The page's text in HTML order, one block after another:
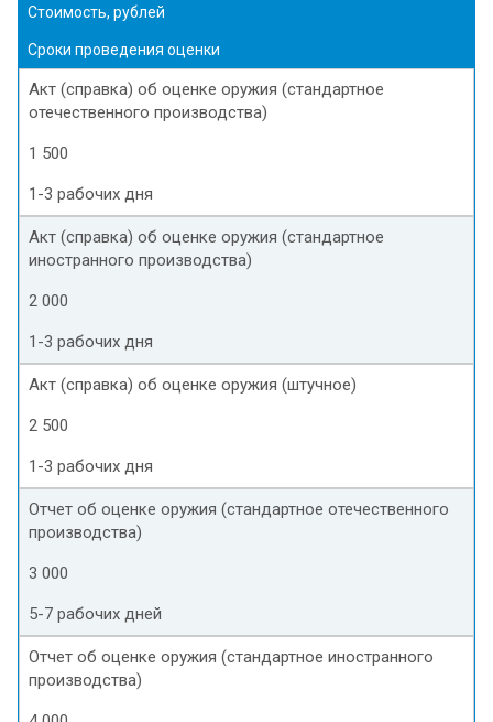
Стоимость, рублей
Сроки проведения оценки
Акт (справка) об оценке оружия (стандартное
отечественного производства)
1 500
1-3 рабочих дня
Акт (справка) об оценке оружия (стандартное
иностранного производства)
2 000
1-3 рабочих дня
Акт (справка) об оценке оружия (штучное)
2 500
1-3 рабочих дня
Отчет об оценке оружия (стандартное отечественного
производства)
3 000
5-7 рабочих дней
Отчет об оценке оружия (стандартное иностранного
производства)